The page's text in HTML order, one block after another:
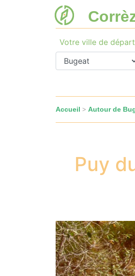
Votre ville de départ
Accueil > Autour de
Puy